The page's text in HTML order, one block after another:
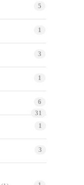
5
1
3
1
6
31
1
3